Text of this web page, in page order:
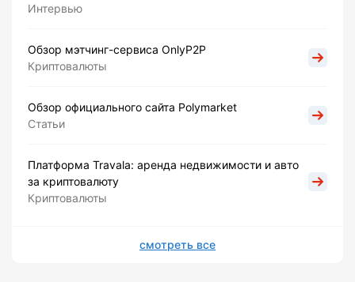
Интервью
Обзор мэтчинг-сервиса OnlyP2P
Криптовалюты
Обзор официального сайта Polymarket
Статьи
Платформа Travala: аренда недвижимости и авто
за криптовалюту
Криптовалюты
смотреть все